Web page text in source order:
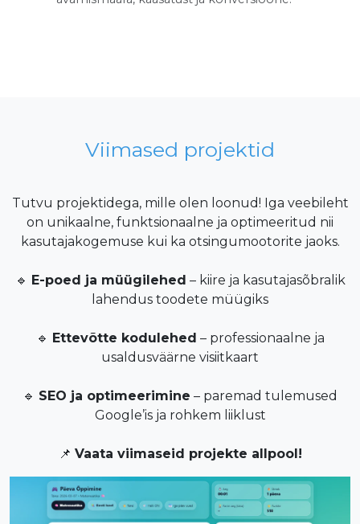
Viimased projektid
Tutvu projektidega, mille olen loonud! Iga veebileht
on unikaalne, funktsionaalne ja optimeeritud nii
kasutajakogemuse kui ka otsingumootorite jaoks.
🔹 E-poed ja müügilehed – kiire ja kasutajasõbralik
lahendus toodete müügiks
🔹 Ettevõtte kodulehed – professionaalne ja
usaldusväärne visiitkaart
🔹 SEO ja optimeerimine – paremad tulemused
Google’is ja rohkem liiklust
📌 Vaata viimaseid projekte allpool!